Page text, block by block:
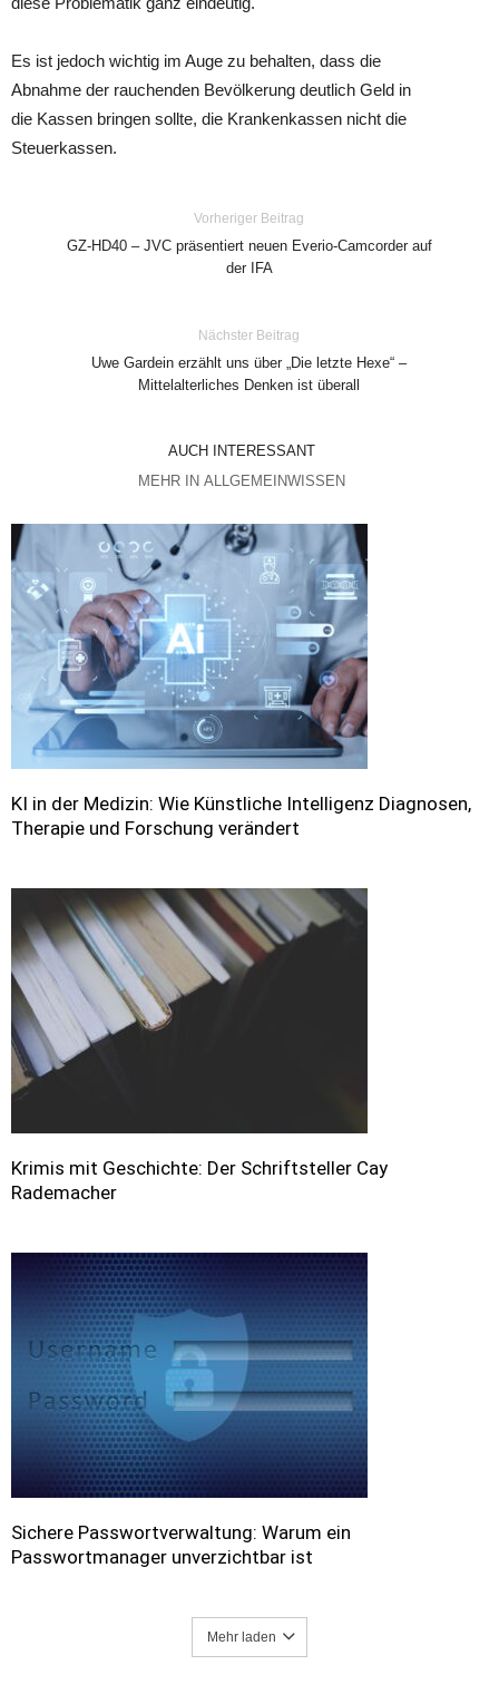
Es ist jedoch wichtig im Auge zu behalten, dass die
Abnahme der rauchenden Bevölkerung deutlich Geld in
die Kassen bringen sollte, die Krankenkassen nicht die
Steuerkassen.
Vorheriger Beitrag
GZ-HD40 – JVC präsentiert neuen Everio-Camcorder auf
der IFA
Nächster Beitrag
Uwe Gardein erzählt uns über „Die letzte Hexe“ –
Mittelalterliches Denken ist überall
AUCH INTERESSANT
MEHR IN ALLGEMEINWISSEN
KI in der Medizin: Wie Künstliche Intelligenz Diagnosen,
Therapie und Forschung verändert
Krimis mit Geschichte: Der Schriftsteller Cay
Rademacher
Sichere Passwortverwaltung: Warum ein
Passwortmanager unverzichtbar ist
Mehr laden